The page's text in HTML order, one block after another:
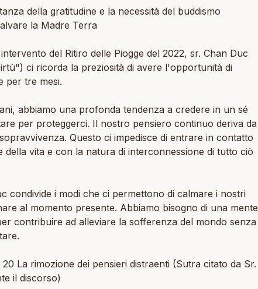
della gratitudine e la necessità del buddismo
la Madre Terra
del Ritiro delle Piogge del 2022, sr. Chan Duc
ci ricorda la preziosità di avere l'opportunità di
per tre mesi.
abbiamo una profonda tendenza a credere in un sé
per proteggerci. Il nostro pensiero continuo deriva da
Questo ci impedisce di entrare in contatto
della vita e con la natura di interconnessione di tutto ciò
condivide i modi che ci permettono di calmare i nostri
al momento presente. Abbiamo bisogno di una mente
contribuire ad alleviare la sofferenza del mondo senza
20 La rimozione dei pensieri distraenti (Sutra citato da Sr.
il discorso)